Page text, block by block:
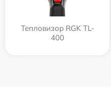
Тепловизор RGK TL-
400